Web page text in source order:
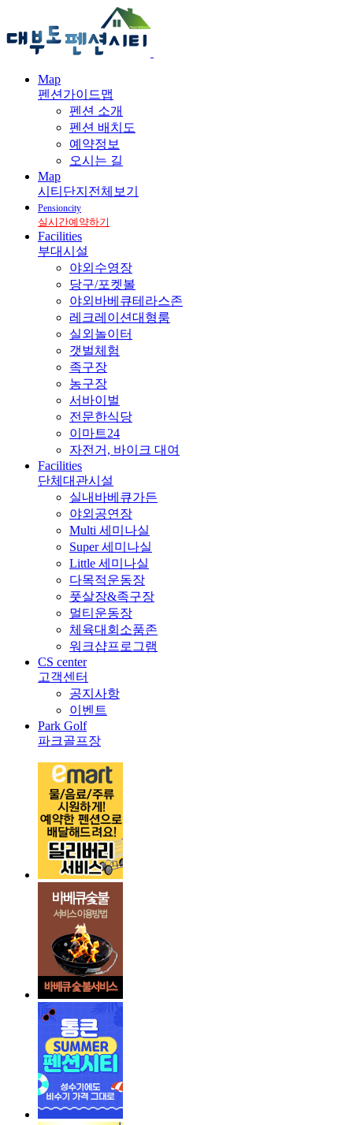
Map
펜션가이드맵
펜션 소개
펜션 배치도
예약정보
오시는 길
Map
시티단지전체보기
Pensioncity
실시간예약하기
Facilities
부대시설
야외수영장
당구/포켓볼
야외바베큐테라스존
레크레이션대형룸
실외놀이터
갯벌체험
족구장
농구장
서바이벌
전문한식당
이마트24
자전거, 바이크 대여
Facilities
단체대관시설
실내바베큐가든
야외공연장
Multi 세미나실
Super 세미나실
Little 세미나실
다목적운동장
풋살장&족구장
멀티운동장
체육대회소품존
워크샵프로그램
CS center
고객센터
공지사항
이벤트
Park Golf
파크골프장